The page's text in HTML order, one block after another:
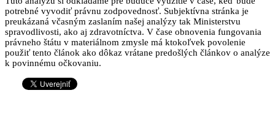
potrebné vyvodiť právnu zodpovednosť. Subjektívna stránka je
preukázaná včasným zaslaním našej analýzy tak Ministerstvu
spravodlivosti, ako aj zdravotníctva. V čase obnovenia fungovania
právneho štátu v materiálnom zmysle má ktokoľvek povolenie
použiť tento článok ako dôkaz vrátane predošlých článkov o analýze
k povinnému očkovaniu.